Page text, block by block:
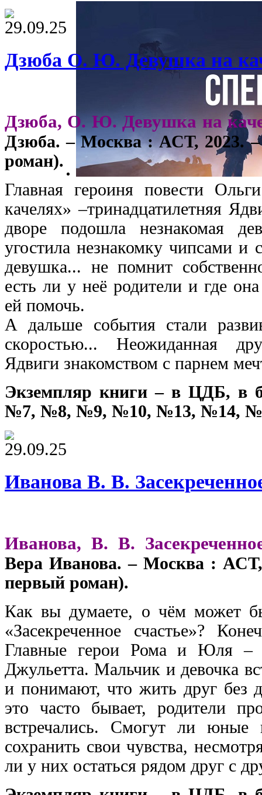
29.09.25
Дзюба О. Ю. Девушка на
Дзюба, О. Ю. Девушка на
Дзюба. – Москва : АСТ, 2023.
роман).
Главная героиня повести
качелях» –тринадцатилетняя
дворе подошла незнакомая
угостила незнакомку чипсами и
девушка... не помнит
есть ли у неё родители и где
ей помочь.
А дальше события стали
скоростью... Неожиданная
Ядвиги знакомством с парнем
Экземпляр книги – в ЦДБ, в
№7, №8, №9, №10, №13, №14,
29.09.25
Иванова В. В.
Иванова, В. В.
Вера Иванова. – Москва :
первый роман).
Как вы думаете, о чём может
«Засекреченное счастье»?
Главные герои Рома и Юля –
Джульетта. Мальчик и девочка
и понимают, что жить друг без
это часто бывает, родители
встречались. Смогут ли юные
сохранить свои чувства,
ли у них остаться рядом друг с